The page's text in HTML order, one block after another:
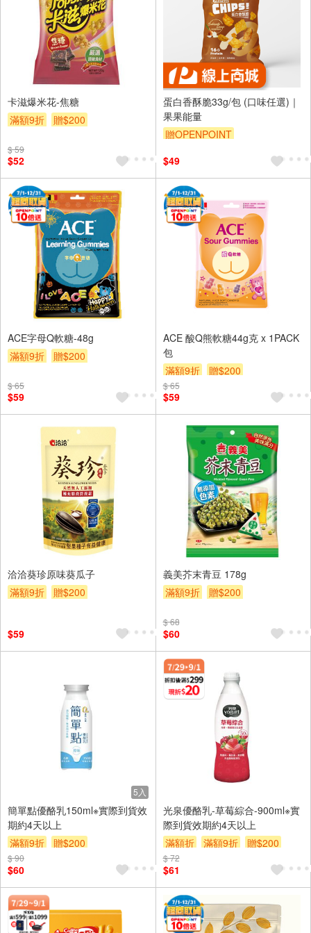
卡滋爆米花-焦糖
滿額9折
贈$200
$ 59
$52
蛋白香酥脆33g/包 (口味任選)｜
果果能量
贈OPENPOINT
$49
ACE字母Q軟糖-48g
滿額9折
贈$200
$ 65
$59
ACE 酸Q熊軟糖44g克 x 1PACK
包
滿額9折
贈$200
$ 65
$59
洽洽葵珍原味葵瓜子
滿額9折
贈$200
$59
義美芥末青豆 178g
滿額9折
贈$200
$ 68
$60
5入
簡單點優酪乳150ml※實際到貨效
期約4天以上
滿額9折
贈$200
$ 90
$60
光泉優酪乳-草莓綜合-900ml※實
際到貨效期約4天以上
滿額折
滿額9折 贈$200
$ 72
$61